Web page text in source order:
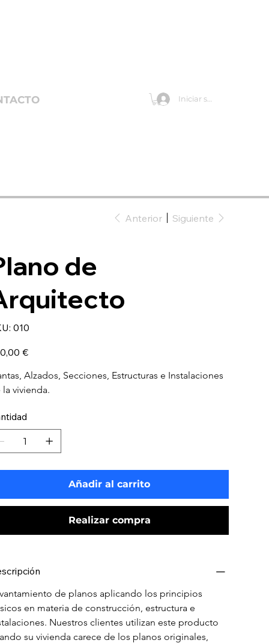
Iniciar sesión
Anterior Siguiente
de
010
010
€
Alzados, Secciones, Estructuras e Instalaciones
la vivienda.
Añadir al carrito
Realizar compra
de planos aplicando los principios
en materia de construcción, estructura e
Nuestros clientes utilizan este producto
su vivienda carece de los planos originales,